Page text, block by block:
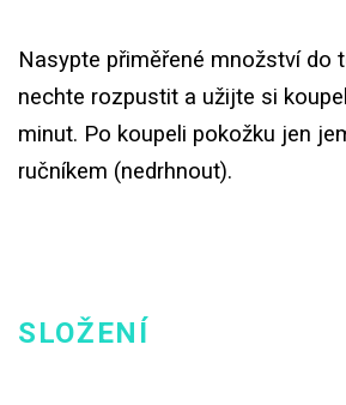
Nasypte přiměřené množství do
nechte rozpustit a užijte si
minut. Po koupeli pokožku jen
ručníkem (nedrhnout).
SLOŽENÍ